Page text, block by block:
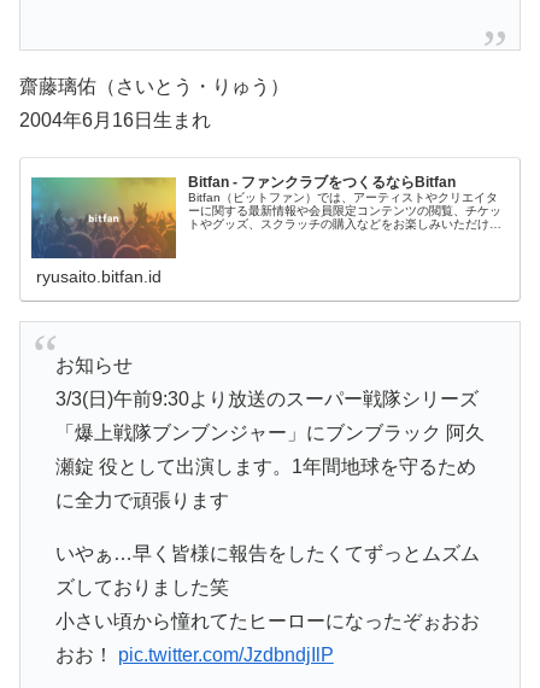
齋藤璃佑（さいとう・りゅう）
2004年6月16日生まれ
Bitfan - ファンクラブをつくるならBitfan
Bitfan（ビットファン）では、アーティストやクリエイタ
ーに関する最新情報や会員限定コンテンツの閲覧、チケッ
トやグッズ、スクラッチの購入などをお楽しみいただけま
ryusaito.bitfan.id
お知らせ
3/3(日)午前9:30より放送のスーパー戦隊シリーズ
「爆上戦隊ブンブンジャー」にブンブラック 阿久
瀬錠 役として出演します。1年間地球を守るため
に全力で頑張ります
いやぁ…早く皆様に報告をしたくてずっとムズム
ズしておりました笑
小さい頃から憧れてたヒーローになったぞぉおお
おお！ pic.twitter.com/JzdbndjIlP